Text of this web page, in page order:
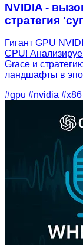
NVIDIA -
стратегия
Гигант GPU
CPU!
Grace и
ландшафты в
#gpu #nvidia #x86